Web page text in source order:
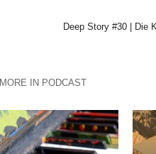
Deep Story #30 | Die
MORE IN PODCAST